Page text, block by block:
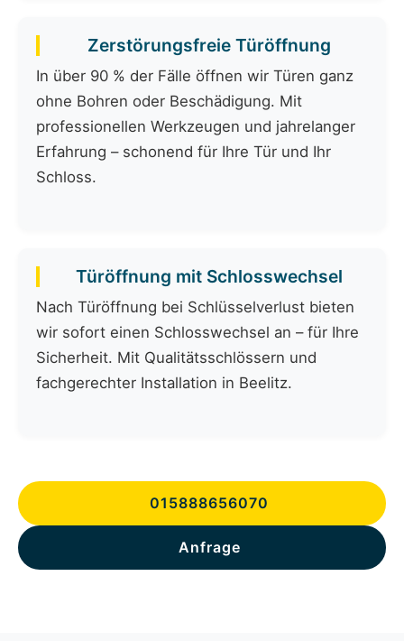
Zerstörungsfreie Türöffnung
In über 90 % der Fälle öffnen wir Türen ganz
ohne Bohren oder Beschädigung. Mit
professionellen Werkzeugen und jahrelanger
Erfahrung – schonend für Ihre Tür und Ihr
Schloss.
Türöffnung mit Schlosswechsel
Nach Türöffnung bei Schlüsselverlust bieten
wir sofort einen Schlosswechsel an – für Ihre
Sicherheit. Mit Qualitätsschlössern und
fachgerechter Installation in Beelitz.
015888656070
Anfrage